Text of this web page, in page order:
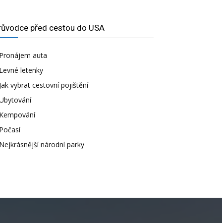
před cestou do USA
auta
letenky
vybrat cestovní pojištění
národní parky